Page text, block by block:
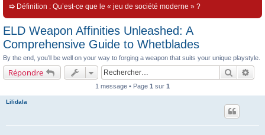
➯ Définition : Qu’est-ce que le « jeu de société moderne » ?
ELD Weapon Affinities Unleashed: A
Comprehensive Guide to Whetblades
By the end, you’ll be well on your way to forging a weapon that suits your unique playstyle.
Répondre
1 message • Page 1 sur 1
Lilidala